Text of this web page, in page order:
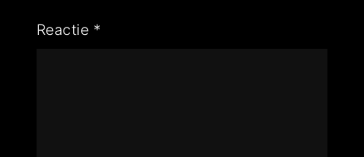
Reactie *